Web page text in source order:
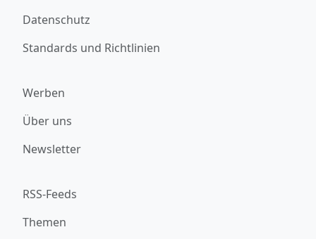
Datenschutz
Standards und Richtlinien
Werben
Über uns
Newsletter
RSS-Feeds
Themen